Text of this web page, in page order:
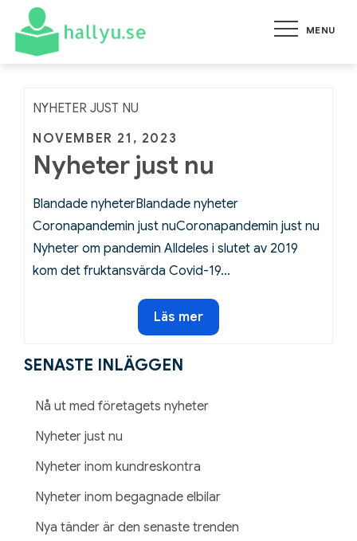
content
MENU
Allt du behöver veta om de
NYHETER JUST NU
Posted
on
NOVEMBER 21, 2023
Nyheter just nu
Blandade nyheterBlandade nyheter
Coronapandemin just nuCoronapandemin just nu
Nyheter om pandemin Alldeles i slutet av 2019
kom det fruktansvärda Covid-19…
Nyheter
just
nu
Läs mer
SENASTE INLÄGGEN
Nå ut med företagets nyheter
Nyheter just nu
Nyheter inom kundreskontra
Nyheter inom begagnade elbilar
Nya tänder är den senaste trenden